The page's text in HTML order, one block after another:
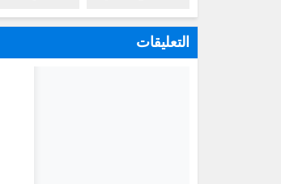
التعليقات